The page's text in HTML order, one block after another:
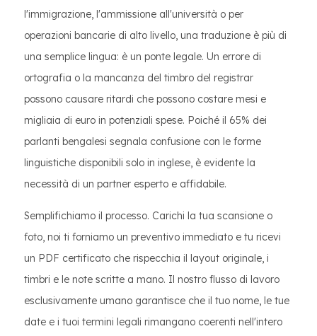
l'immigrazione, l'ammissione all'università o per
operazioni bancarie di alto livello, una traduzione è più di
una semplice lingua: è un ponte legale. Un errore di
ortografia o la mancanza del timbro del registrar
possono causare ritardi che possono costare mesi e
migliaia di euro in potenziali spese. Poiché il 65% dei
parlanti bengalesi segnala confusione con le forme
linguistiche disponibili solo in inglese, è evidente la
necessità di un partner esperto e affidabile.
Semplifichiamo il processo. Carichi la tua scansione o
foto, noi ti forniamo un preventivo immediato e tu ricevi
un PDF certificato che rispecchia il layout originale, i
timbri e le note scritte a mano. Il nostro flusso di lavoro
esclusivamente umano garantisce che il tuo nome, le tue
date e i tuoi termini legali rimangano coerenti nell'intero